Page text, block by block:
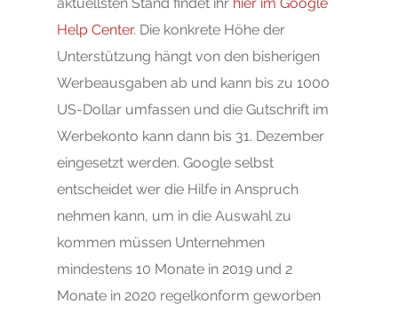
Help Center. Die konkrete Höhe der
Unterstützung hängt von den bisherigen
Werbeausgaben ab und kann bis zu 1000
US-Dollar umfassen und die Gutschrift im
Werbekonto kann dann bis 31. Dezember
eingesetzt werden. Google selbst
entscheidet wer die Hilfe in Anspruch
nehmen kann, um in die Auswahl zu
kommen müssen Unternehmen
mindestens 10 Monate in 2019 und 2
Monate in 2020 regelkonform geworben